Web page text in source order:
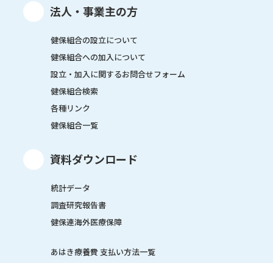
法人・事業主の方
健保組合の設立について
健保組合への加入について
設立・加入に関するお問合せフォーム
健保組合検索
各種リンク
健保組合一覧
資料ダウンロード
統計データ
調査研究報告書
健保連海外医療保障
あはき療養費 支払い方法一覧